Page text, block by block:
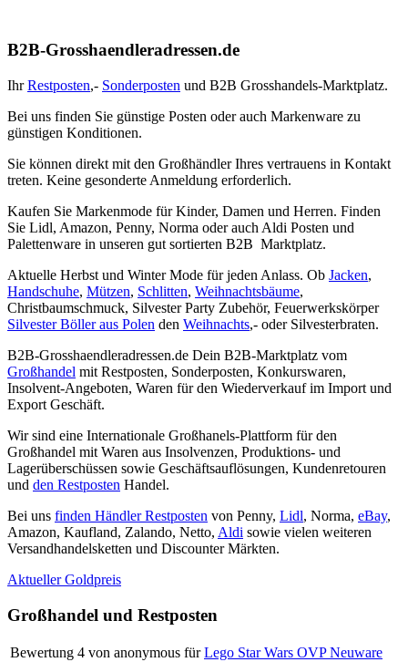
B2B-Grosshaendleradressen.de
IhrRestposten,- Sonderposten und B2B Grosshandels-Marktplatz.
Bei uns finden Sie günstige Posten oder auch Markenware zu
günstigen Konditionen.
Sie können direkt mit den Großhändler Ihres vertrauens in Kontakt
treten. Keine gesonderte Anmeldung erforderlich.
Kaufen Sie Markenmode für Kinder, Damen und Herren. Finden
Sie Lidl, Amazon, Penny, Norma oder auch Aldi Posten und
Palettenware in unseren gut sortierten B2B Marktplatz.
Aktuelle Herbst und Winter Mode für jeden Anlass. Ob Jacken,
Handschuhe, Mützen, Schlitten, Weihnachtsbäume,
Christbaumschmuck, Silvester Party Zubehör, Feuerwerkskörper
Silvester Böller aus Polen den Weihnachts,- oder Silvesterbraten.
B2B-Grosshaendleradressen.de Dein B2B-Marktplatz vom
Großhandel mit Restposten, Sonderposten, Konkurswaren,
Insolvent-Angeboten, Waren für den Wiederverkauf im Import und
Export Geschäft.
Wir sind eine Internationale Großhanels-Plattform für den
Großhandel mit Waren aus Insolvenzen, Produktions- und
Lagerüberschüssen sowie Geschäftsauflösungen, Kundenretouren
und den Restposten Handel.
Bei uns finden Händler Restposten von Penny, Lidl, Norma, eBay,
Amazon, Kaufland, Zalando, Netto, Aldi sowie vielen weiteren
Versandhandelsketten und Discounter Märkten.
Aktueller Goldpreis
Großhandel und Restposten
Bewertung 4 von anonymous für Lego Star Wars OVP Neuware